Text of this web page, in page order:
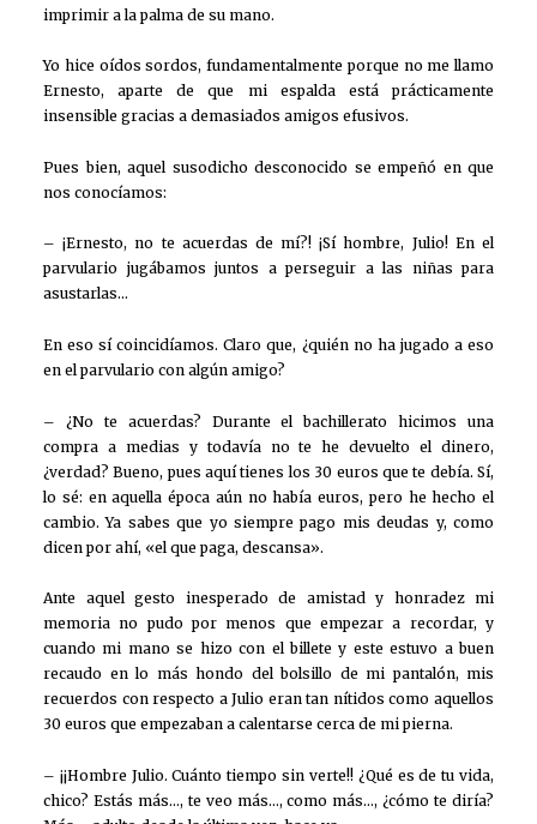
imprimir a la palma de su mano.
Yo hice oídos sordos, fundamentalmente porque no me llamo
Ernesto, aparte de que mi espalda está prácticamente
insensible gracias a demasiados amigos efusivos.
Pues bien, aquel susodicho desconocido se empeñó en que
nos conocíamos:
– ¡Ernesto, no te acuerdas de mí?! ¡Sí hombre, Julio! En el
parvulario jugábamos juntos a perseguir a las niñas para
asustarlas…
En eso sí coincidíamos. Claro que, ¿quién no ha jugado a eso
en el parvulario con algún amigo?
– ¿No te acuerdas? Durante el bachillerato hicimos una
compra a medias y todavía no te he devuelto el dinero,
¿verdad? Bueno, pues aquí tienes los 30 euros que te debía. Sí,
lo sé: en aquella época aún no había euros, pero he hecho el
cambio. Ya sabes que yo siempre pago mis deudas y, como
dicen por ahí, «el que paga, descansa».
Ante aquel gesto inesperado de amistad y honradez mi
memoria no pudo por menos que empezar a recordar, y
cuando mi mano se hizo con el billete y este estuvo a buen
recaudo en lo más hondo del bolsillo de mi pantalón, mis
recuerdos con respecto a Julio eran tan nítidos como aquellos
30 euros que empezaban a calentarse cerca de mi pierna.
– ¡¡Hombre Julio. Cuánto tiempo sin verte!! ¿Qué es de tu vida,
chico? Estás más…, te veo más…, como más…, ¿cómo te diría?